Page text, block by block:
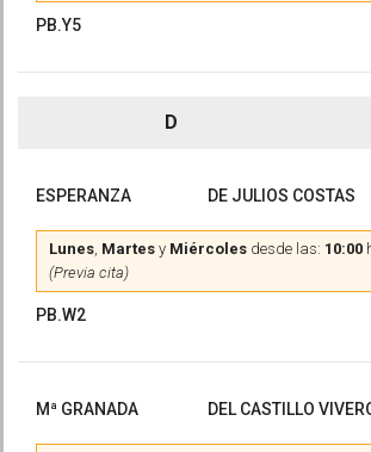
PB.Y5
D
ESPERANZA DE JULIOS COSTAS
Lunes, Martes y Miércoles desde las: 10:00
(Previa cita)
PB.W2
Mª GRANADA DEL CASTILLO